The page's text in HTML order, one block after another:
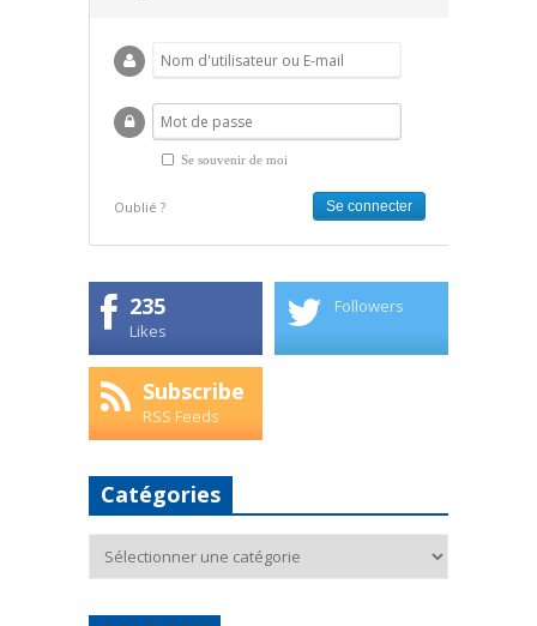
Se souvenir de moi
Oublié ?
235
Likes
Followers
Subscribe
RSS Feeds
Catégories